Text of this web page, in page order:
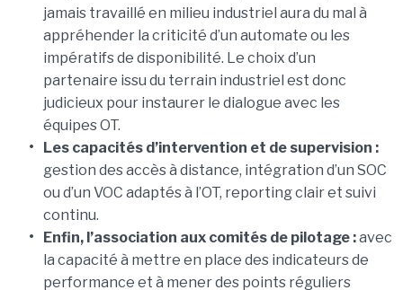
jamais travaillé en milieu industriel aura du mal à
appréhender la criticité d’un automate ou les
impératifs de disponibilité. Le choix d’un
partenaire issu du terrain industriel est donc
judicieux pour instaurer le dialogue avec les
équipes OT.
•
Les capacités d’intervention et de supervision :
gestion des accès à distance, intégration d’un SOC
ou d’un VOC adaptés à l’OT, reporting clair et suivi
continu.
•
Enfin, l’association aux comités de pilotage :avec
la capacité à mettre en place des indicateurs de
performance et à mener des points réguliers